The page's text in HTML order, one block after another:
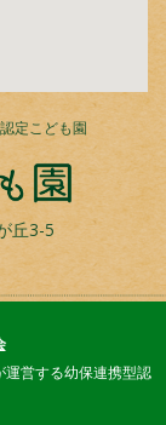
定こども園
丘3-5
営する幼保連携型認